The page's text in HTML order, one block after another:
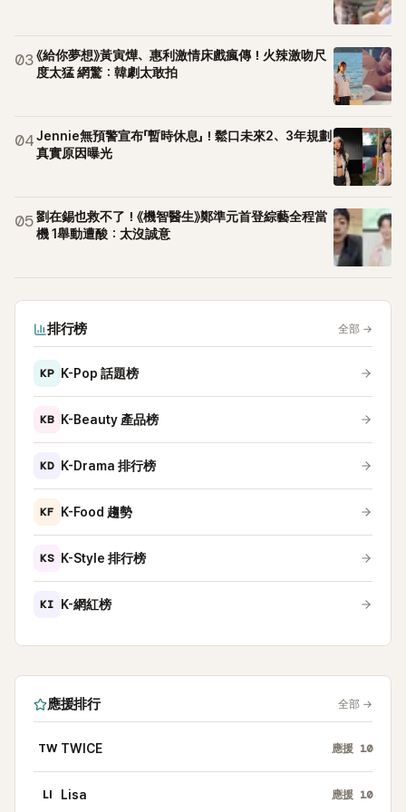
03《給你夢想》黃寅燁、惠利激情床戲瘋傳！火辣激吻尺
度太猛 網驚：韓劇太敢拍
04Jennie無預警宣布「暫時休息」！鬆口未來2、3年規劃
真實原因曝光
05劉在錫也救不了！《機智醫生》鄭準元首登綜藝全程當
機 1舉動遭酸：太沒誠意
排行榜 全部 →
KP K-Pop 話題榜
KB K-Beauty 產品榜
KD K-Drama 排行榜
KF K-Food 趨勢
KS K-Style 排行榜
KI K-網紅榜
應援排行 全部 →
TW TWICE 應援 10
LI Lisa 應援 10